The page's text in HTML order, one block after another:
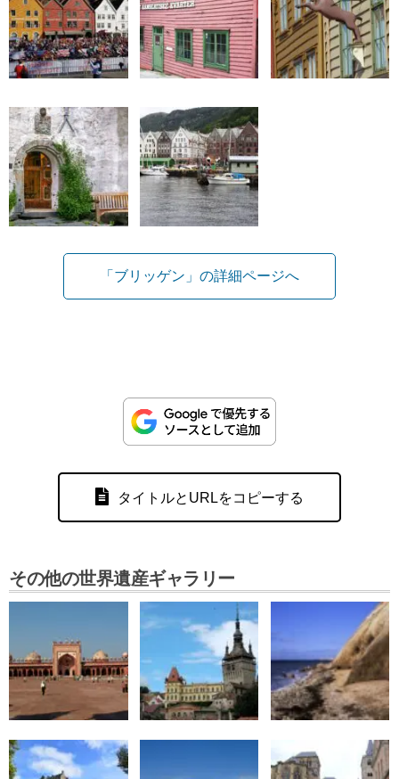
「ブリッゲン」の詳細ページへ
タイトルとURLをコピーする
その他の世界遺産ギャラリー